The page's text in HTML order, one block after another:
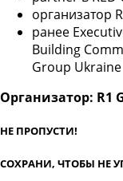
организатор
ранее
Building
Group Ukraine
Организатор: R1
НЕ ПРОПУСТИ!
СОХРАНИ, ЧТОБЫ НЕ